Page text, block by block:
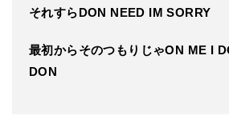
それすらDON NEED IM SORRY
最初からそのつもりじゃON ME I
DON